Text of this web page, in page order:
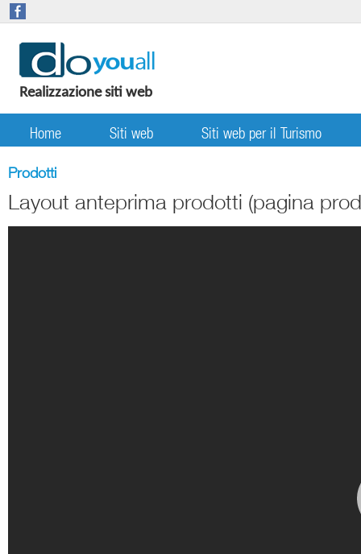
Realizzazione siti web
Home Siti web Siti web per il Turismo
Prodotti
Layout anteprima prodotti (pagina